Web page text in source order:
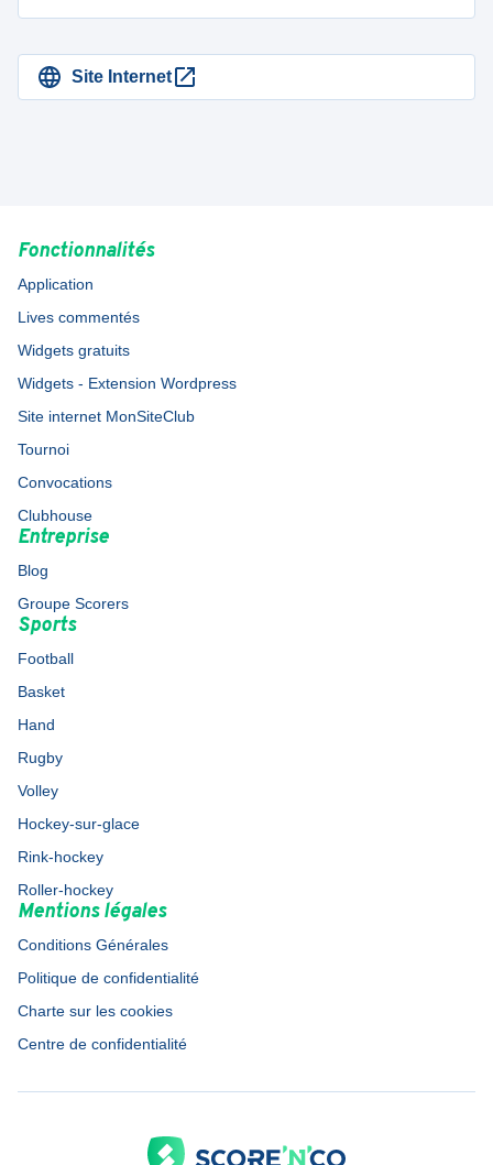
Site Internet
Fonctionnalités
Application
Lives commentés
Widgets gratuits
Widgets - Extension Wordpress
Site internet MonSiteClub
Tournoi
Convocations
Clubhouse
Entreprise
Blog
Groupe Scorers
Sports
Football
Basket
Hand
Rugby
Volley
Hockey-sur-glace
Rink-hockey
Roller-hockey
Mentions légales
Conditions Générales
Politique de confidentialité
Charte sur les cookies
Centre de confidentialité